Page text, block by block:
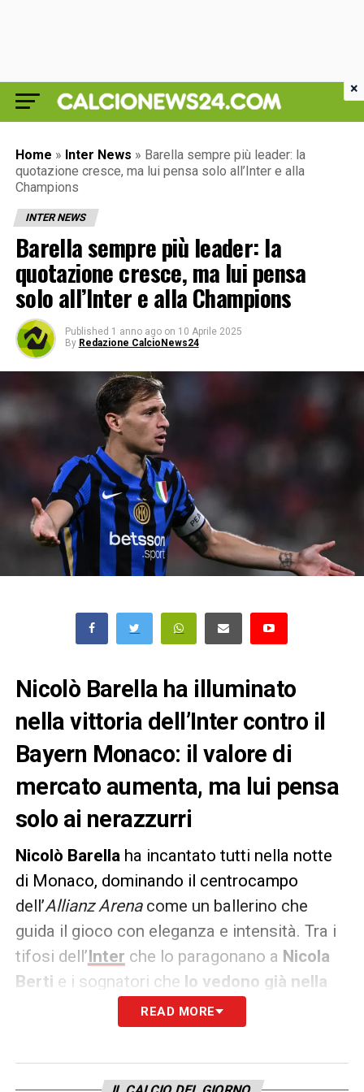
Home » Inter News » Barella sempre più leader: la
quotazione cresce, ma lui pensa solo all’Inter e alla
Champions
INTER NEWS
Barella sempre più leader: la
quotazione cresce, ma lui pensa
solo all’Inter e alla Champions
Published 1 anno ago on 10 Aprile 2025
By Redazione CalcioNews24
Nicolò Barella ha illuminato
nella vittoria dell’Inter contro il
Bayern Monaco: il valore di
mercato aumenta, ma lui pensa
solo ai nerazzurri
Nicolò Barella ha incantato tutti nella notte
di Monaco, dominando il centrocampo
dell’Allianz Arenacome un ballerino che
guida il gioco con eleganza e intensità. Tra i
tifosi dell’Inter che lo paragonano a Nicola
Berti e i sognatori che lo vedono già nella
nerazzurra, Barella ha dimostrato di
essere il cuore pulsante della squadra. Il suo
valutazione di 80 milionisu
READ MORE
×